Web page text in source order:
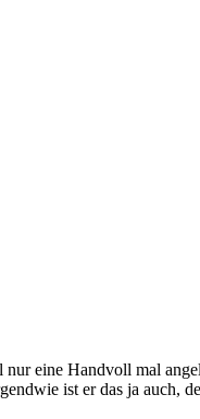
eine Handvoll mal
ist er das ja